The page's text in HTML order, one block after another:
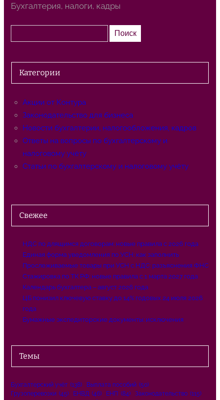
Бухгалтерия, налоги, кадры
о
к
Поиск
Категории
Акции от Контура
Законодательство для бизнеса
Новости бухгалтерии, налогообложения, кадров
Ответы на вопросы по бухгалтерскому и
налоговому учёту
Статьи по бухгалтерскому и налоговому учёту
Свежее
НДС по длящимся договорам: новые правила с 2026 года
Единая форма уведомления по УСН: как заполнить
Прослеживаемые товары при УСН с НДС: разъяснения ФНС
Стажировка по ТК РФ: новые правила с 1 марта 2027 года
Календарь бухгалтера – август 2026 года
ЦБ понизил ключевую ставку до 14% годовых 24 июля 2026
года
Бумажные экспедиторские документы: исключения
Темы
Бухгалтерский учёт (138) Выплата пособий (50)
Грузоперевозки (45) ЕНВД (46) ЕНП (84) Законодательство (115)